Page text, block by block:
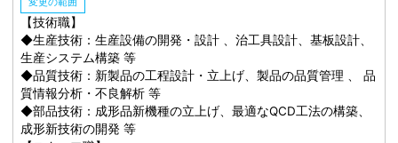
【技術職】
◆生産技術：生産設備の開発・設計 、治工具設計、基板設計、
生産システム構築 等
◆品質技術：新製品の工程設計・立上げ、製品の品質管理 、 品
質情報分析・不良解析 等
◆部品技術：成形品新機種の立上げ、最適なQCD工法の構築、
成形新技術の開発 等